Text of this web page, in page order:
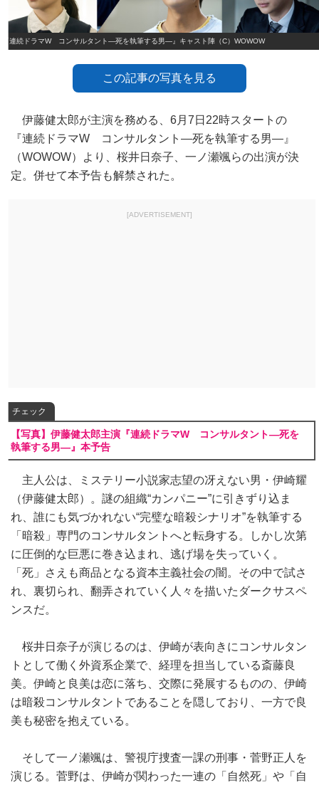
『連続ドラマW コンサルタント―死を執筆する男―』キャスト陣（C）WOWOW
この記事の写真を見る
伊藤健太郎が主演を務める、6月7日22時スタートの
『連続ドラマW コンサルタント―死を執筆する男―』
（WOWOW）より、桜井日奈子、一ノ瀬颯らの出演が決
定。併せて本予告も解禁された。
[ADVERTISEMENT]
チェック
【写真】伊藤健太郎主演『連続ドラマW コンサルタント―死を
執筆する男―』本予告
主人公は、ミステリー小説家志望の冴えない男・伊崎耀
（伊藤健太郎）。謎の組織“カンパニー”に引きずり込ま
れ、誰にも気づかれない“完璧な暗殺シナリオ”を執筆する
「暗殺」専門のコンサルタントへと転身する。しかし次第
に圧倒的な巨悪に巻き込まれ、逃げ場を失っていく。
「死」さえも商品となる資本主義社会の闇。その中で試さ
れ、裏切られ、翻弄されていく人々を描いたダークサスペ
ンスだ。
桜井日奈子が演じるのは、伊崎が表向きにコンサルタン
トとして働く外資系企業で、経理を担当している斎藤良
美。伊崎と良美は恋に落ち、交際に発展するものの、伊崎
は暗殺コンサルタントであることを隠しており、一方で良
美も秘密を抱えている。
そして一ノ瀬颯は、警視庁捜査一課の刑事・菅野正人を
演じる。菅野は、伊崎が関わった一連の「自然死」や「自